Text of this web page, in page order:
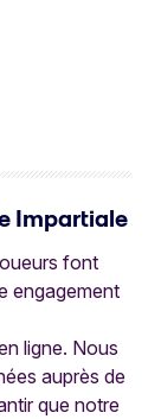
Impartiale
font
engagement
ligne. Nous
auprès de
que notre